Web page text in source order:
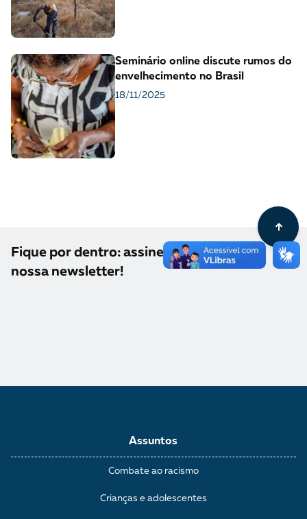
Seminário online discute rumos do
envelhecimento no Brasil
18/11/2025
Fique por dentro: assine
nossa newsletter!
Assuntos
Combate ao racismo
Crianças e adolescentes